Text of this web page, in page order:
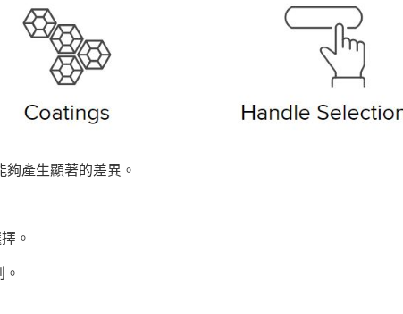
產生顯著的差異。
。